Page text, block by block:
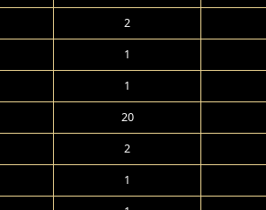
2
1
1
20
2
1